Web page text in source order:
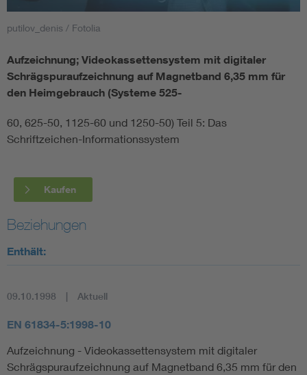
Smart Cities
DKE Fachinformationen im Kontext der Normung
Blitzschutz: DIN EN 62305 in der Übersicht
Circular Economy für mehr Ressourceneffizienz
Cybersecurity in der Industrieautomatisierung
DIN VDE 0100 für sichere Elektroinstallationen
Elektrofachkraft (EFK)
putilov_denis / Fotolia
Aufzeichnung; Videokassettensystem mit digitaler
Schrägspuraufzeichnung auf Magnetband 6,35 mm für
den Heimgebrauch (Systeme 525-
60, 625-50, 1125-60 und 1250-50) Teil 5: Das
Schriftzeichen-Informationssystem
Kaufen
Beziehungen
Enthält:
09.10.1998 Aktuell
EN 61834-5:1998-10
Aufzeichnung - Videokassettensystem mit digitaler
Schrägspuraufzeichnung auf Magnetband 6,35 mm für den